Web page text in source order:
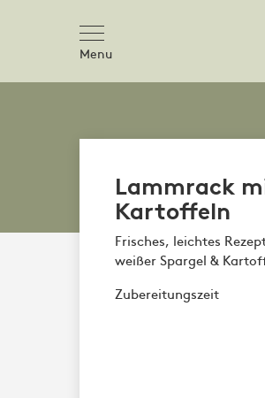
Menu
Lammrack
Kartoffeln
Frisches, leichtes
weißer Spargel &
Zubereitungszeit